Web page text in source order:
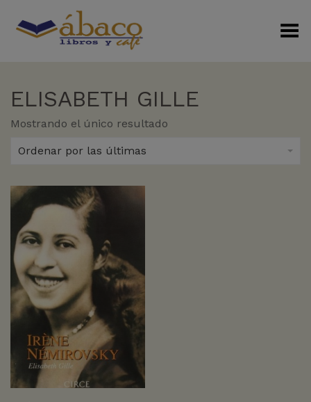
Menú Alterno
ELISABETH GILLE
Mostrando el único resultado
Ordenar por las últimas